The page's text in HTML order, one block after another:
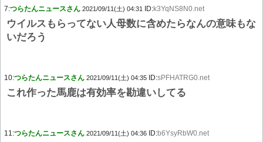
7:つらたんニュースさん 2021/09/11(土) 04:31 ID:k3YqNS8N0.net
ウイルスもらってない人母数に含めたらなんの意味もな
いだろう
10:つらたんニュースさん 2021/09/11(土) 04:35 ID:sPFHATRG0.net
これ作った馬鹿は有効率を勘違いしてる
11:つらたんニュースさん 2021/09/11(土) 04:36 ID:b6YsyRbW0.net